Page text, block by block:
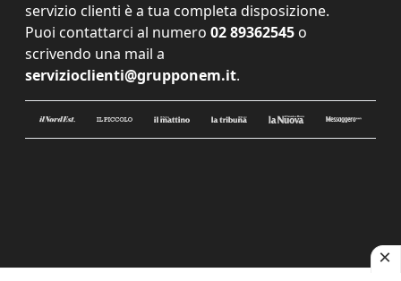
servizio clienti è a tua completa disposizione.
Puoi contattarci al numero 02 89362545 o
scrivendo una mail a
servizioclienti@grupponem.it.